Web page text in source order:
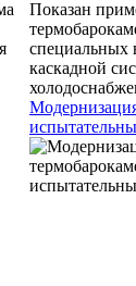
Показан
специальных
каскадной